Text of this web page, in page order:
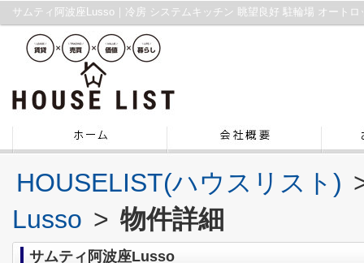
HOUSELIST(ハウスリスト)
Lusso > 物件詳細
サムティ阿波座Lusso